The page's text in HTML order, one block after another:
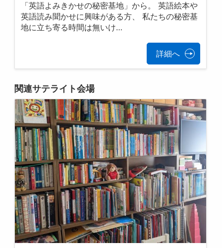
「英語よみきかせの秘密基地」から。 英語絵本や
英語読み聞かせに興味がある方、 私たちの秘密基
地に立ち寄る時間は無いけ…
詳細へ
関連サテライト会場